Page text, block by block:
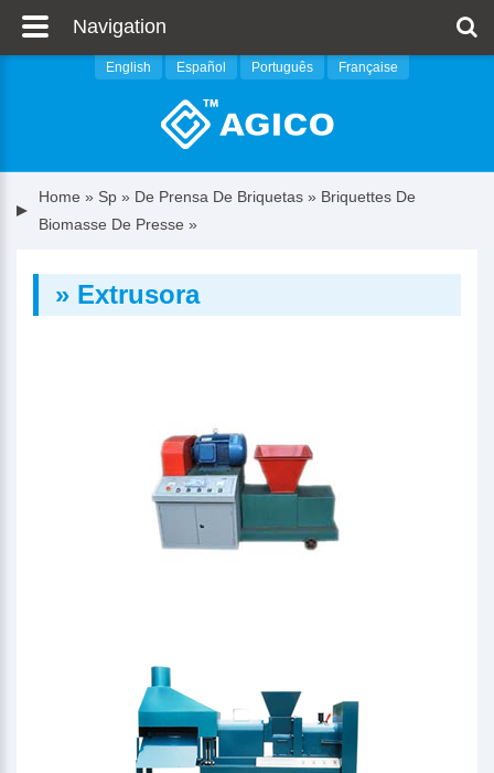
Française
Português
Español
English
Home » Sp » De Prensa De Briquetas » Briquettes De
Biomasse De Presse »
» Extrusora
Navigation